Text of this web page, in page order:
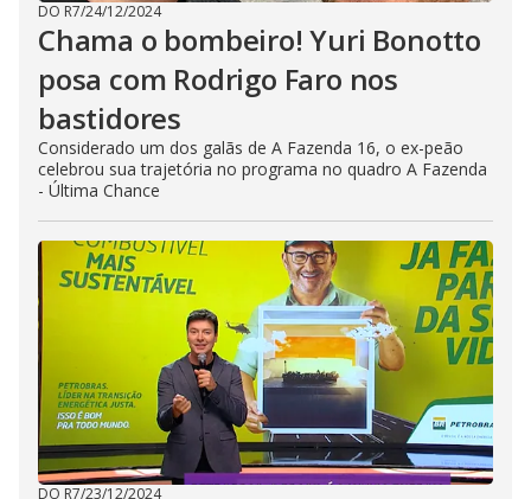
DO R7/24/12/2024
Chama o bombeiro! Yuri Bonotto
posa com Rodrigo Faro nos
bastidores
Considerado um dos galãs de A Fazenda 16, o ex-peão
celebrou sua trajetória no programa no quadro A Fazenda
- Última Chance
DO R7/23/12/2024